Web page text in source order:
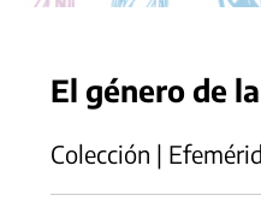
El género de
Colección |